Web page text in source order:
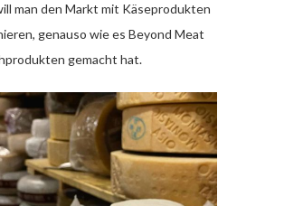
man den Markt mit Käseprodukten
genauso wie es Beyond Meat
gemacht hat.